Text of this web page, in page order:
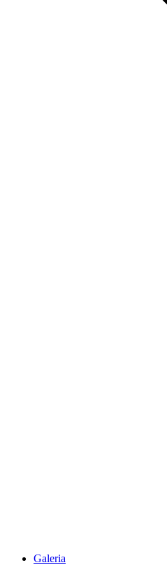
Galeria